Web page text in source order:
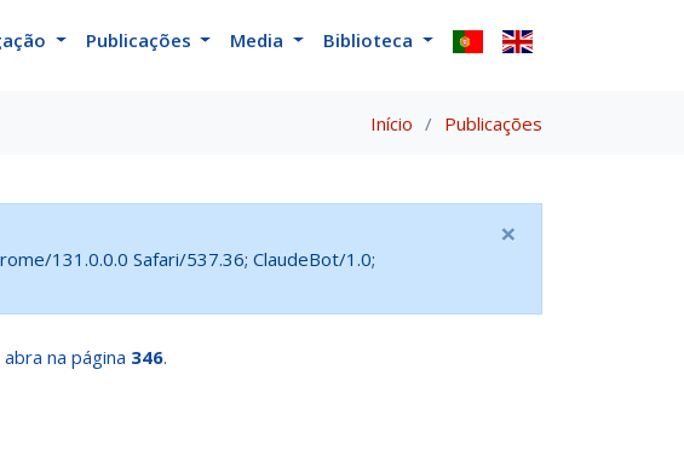
Publicações Media Biblioteca
Início Publicações
131.0.0.0 Safari/537.36; ClaudeBot/1.0;
×
abra na página 346.